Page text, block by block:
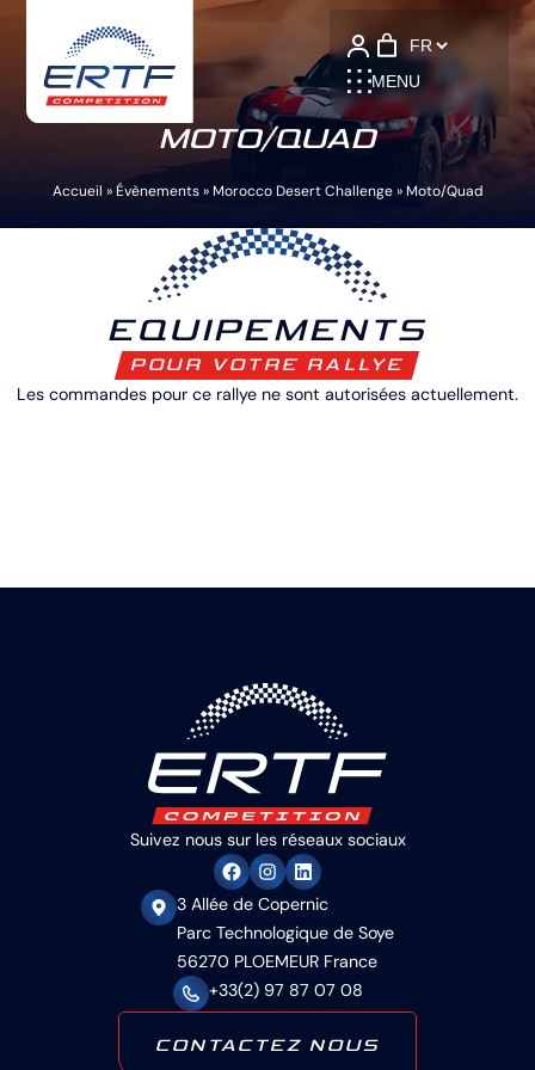
MENU
Language
MOTO/QUAD
Accueil » Évènements» Morocco Desert Challenge» Moto/Quad
EQUIPEMENTS
POUR VOTRE RALLYE
Les commandes pour ce rallye ne sont autorisées actuellement.
Suivez nous sur les réseaux sociaux
3 Allée de Copernic
Parc Technologique de Soye
56270 PLOEMEUR France
+33(2) 97 87 07 08
CONTACTEZ NOUS